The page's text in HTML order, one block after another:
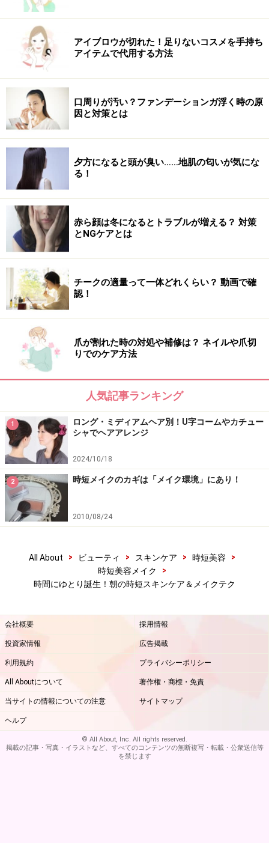
するので、仕上がりが自然で崩れにくいのもうれしい
その日の肌の調子を手で感じながらメイクができるの
で、微妙な変化にも気づきやすいというメリットもあり
ますよ。ウェットティッシュなどを使って、指先を清潔
にしながら行うのがおすすめです。
BBクリームを、人差し指、中指、薬指の腹の部分を使っ
て伸ばします。頬や額といった広い面から塗り始め、顔
の内側から外側に向かって伸ばすのがポイント。こうす
れば、人の目線が行きがちな広い面はしっかりカバーし
つつ、動きが多く崩れやすい細部は薄塗りという理想的
なグラデーションになり、自然な立体感を演出できま
す。目元や口元、小鼻のまわりなど細かい部分は指先で
トントンとなじませて。
■アイメイク
アイシャドウを塗る時は、使う指を変えることで色も混
ざらず、きれいなグラデーションを作ることができま
す。まず、ベースとなる薄いカラーのアイシャドウを中
指に取り、アイホール（上まぶたの目のくぼみ）まで伸
ばします。次に、締め色となる濃いカラーのアイシャド
ウを薬指に取り、上まぶたのキワに伸ばします。さら
に、下まぶたに色をのせる場合は、より小回りの利く小
指を使いましょう。
手間のかかりがちなまつ毛メイクも、指先の出番。カー
ル力の高いマスカラを塗ったら、マスカラが乾く直前に
まつ毛を根元から持ち上げるように指を当てて、そのま
ま10～20秒キープして。程良い圧と体温で、ビューラー
眉メイクも、眉マスカラやパウダーチップ式のアイブロ
ます。眉が薄い人は、時間のある時にあらかじめ眉ティ
ントでベースを仕込んでおくのも良いですね。
■チーク
発色や持ちの良い、クリームチークが便利。中指、薬指
の腹の部分に取り、黒目から真下におろしたラインと小
鼻から真横にのばしたラインが交わるポイントを起点
に、やや斜め上に向かってポンポンとなじませます。
アイブロウが切れた！足りないコスメを手持ち
アイテムで代用する方法
口周りが汚い？ファンデーションガ浮く時の原
因と対策とは
夕方になると頭が臭い……地肌の匂いが気にな
る！
赤ら顔は冬になるとトラブルが増える？ 対策
とNGケアとは
チークの適量って一体どれくらい？ 動画で確
認！
爪が割れた時の対処や補修は？ ネイルや爪切
りでのケア方法
人気記事ランキング
1
ロング・ミディアムヘア別！U字コームやカチュー
シャでヘアアレンジ
2024/10/18
2 時短メイクのカギは「メイク環境」にあり！
2010/08/24
All About > ビューティ > スキンケア > 時短美容
>
時短美容メイク
>
時間にゆとり誕生！朝の時短スキンケア＆メイクテク
会社概要 採用情報
投資家情報 広告掲載
利用規約 プライバシーポリシー
All Aboutについて 著作権・商標・免責
当サイトの情報についての注意 サイトマップ
ヘルプ
© All About, Inc. All rights reserved.
掲載の記事・写真・イラストなど、すべてのコンテンツの無断複写・転載・公衆送信等
を禁じます